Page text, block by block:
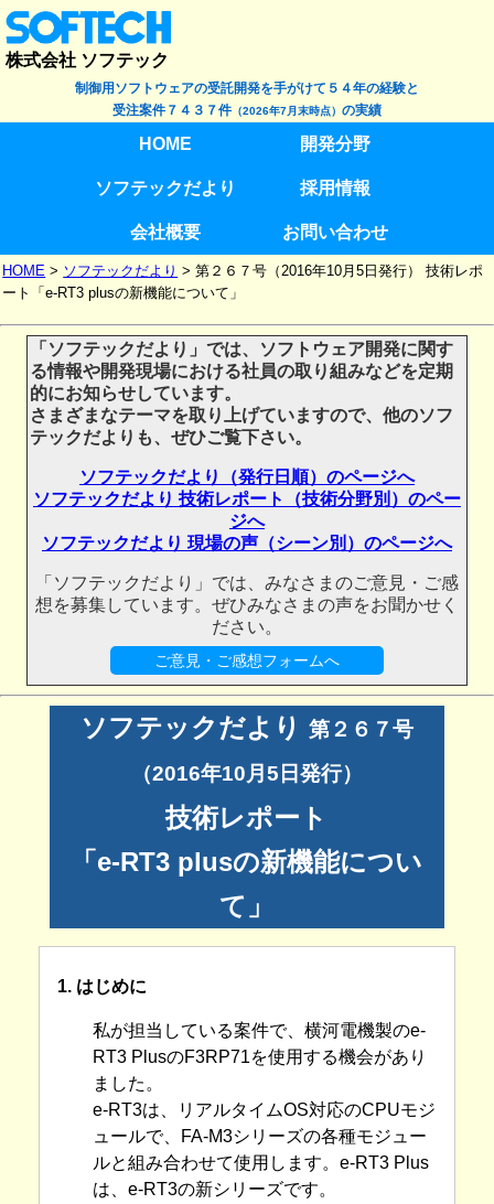
株式会社 ソフテック
制御用ソフトウェアの受託開発を手がけて５４年の経験と
受注案件７４３７件 （2026年7月末時点） の実績
HOME 開発分野
ソフテックだより 採用情報
会社概要 お問い合わせ
HOME > ソフテックだより >第２６７号（2016年10月5日発行） 技術レポ
ート「e-RT3 plusの新機能について」
「ソフテックだより」では、ソフトウェア開発に関す
る情報や開発現場における社員の取り組みなどを定期
的にお知らせしています。
さまざまなテーマを取り上げていますので、他のソフ
テックだよりも、ぜひご覧下さい。
ソフテックだより（発行日順）のページへ
ソフテックだより 技術レポート（技術分野別）のペー
ジへ
ソフテックだより 現場の声（シーン別）のページへ
「ソフテックだより」では、みなさまのご意見・ご感
想を募集しています。ぜひみなさまの声をお聞かせく
ださい。
ご意見・ご感想フォームへ
ソフテックだより
第２６７号
（2016年10月5日発行）
技術レポート
「e-RT3 plusの新機能につい
て」
1. はじめに
私が担当している案件で、横河電機製のe-
RT3 PlusのF3RP71を使用する機会があり
ました。
e-RT3は、リアルタイムOS対応のCPUモジ
ュールで、FA-M3シリーズの各種モジュー
ルと組み合わせて使用します。e-RT3 Plus
は、e-RT3の新シリーズです。